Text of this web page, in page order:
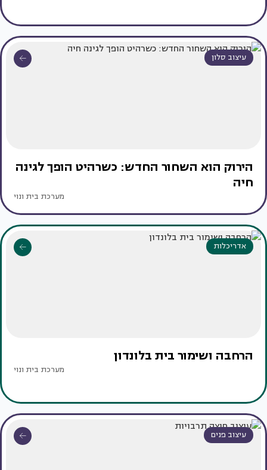
עיצוב סלון
הירוק הוא השחור החדש: כשרהיט הופך לגינה
חיה
מערכת בית ונוי
אדריכלות
הרחבה ושימור בית בלונדון
מערכת בית ונוי
עיצוב פנים